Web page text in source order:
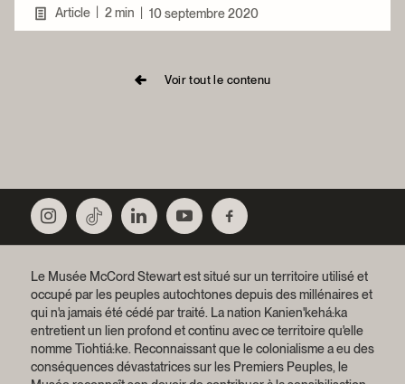
Article 2 min 10 septembre 2020
Voir tout le contenu
Le Musée McCord Stewart est situé sur un territoire utilisé et
occupé par les peuples autochtones depuis des millénaires et
qui n'a jamais été cédé par traité.La nation Kanien'kehá:ka
entretient un lien profond et continu avec ce territoire qu'elle
nomme Tiohtiá:ke. Reconnaissant que le colonialisme a eu des
conséquences dévastatrices sur les Premiers Peuples, le